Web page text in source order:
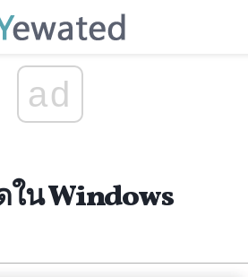
ad
ใน Windows